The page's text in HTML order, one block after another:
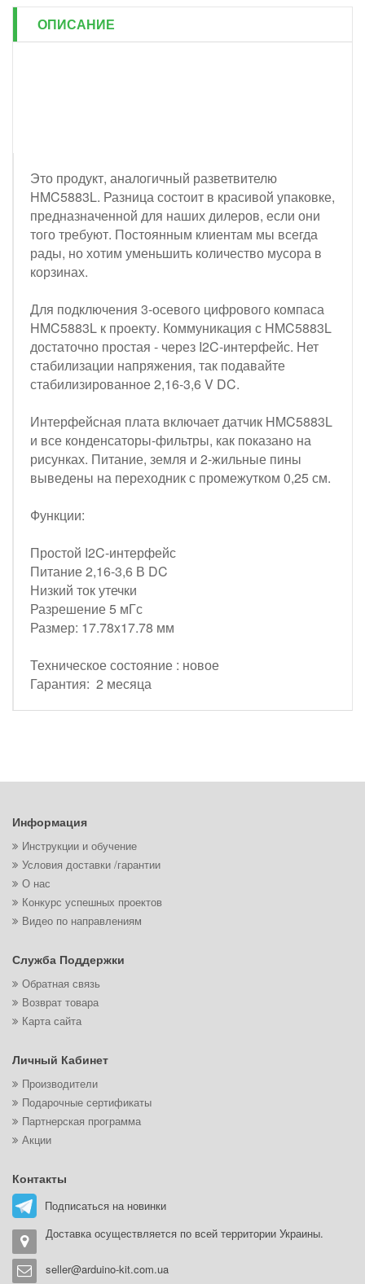
ОПИСАНИЕ
Это продукт, аналогичный разветвителю
HMC5883L. Разница состоит в красивой упаковке,
предназначенной для наших дилеров, если они
того требуют. Постоянным клиентам мы всегда
рады, но хотим уменьшить количество мусора в
корзинах.
Для подключения 3-осевого цифрового компаса
HMC5883L к проекту. Коммуникация с HMC5883L
достаточно простая - через I2C-интерфейс. Нет
стабилизации напряжения, так подавайте
стабилизированное 2,16-3,6 V DC.
Интерфейсная плата включает датчик HMC5883L
и все конденсаторы-фильтры, как показано на
рисунках. Питание, земля и 2-жильные пины
выведены на переходник с промежутком 0,25 см.
Функции:
Простой I2C-интерфейс
Питание 2,16-3,6 В DC
Низкий ток утечки
Разрешение 5 мГс
Размер: 17.78x17.78 мм
Техническое состояние : новое
Гарантия: 2 месяца
Информация
Инструкции и обучение
Условия доставки /гарантии
О нас
Конкурс успешных проектов
Видео по направлениям
Служба Поддержки
Обратная связь
Возврат товара
Карта сайта
Личный Кабинет
Производители
Подарочные сертификаты
Партнерская программа
Акции
Контакты
Подписаться на новинки
Доставка осуществляется по всей территории Украины.
seller@arduino-kit.com.ua